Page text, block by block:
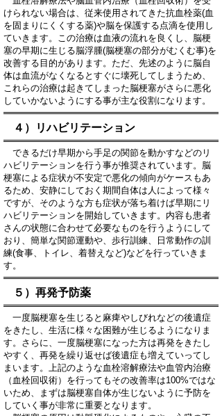
けられない場合は、従来使用されてきた抗血栓薬(血
を固まりにくくする薬)や脳を保護する点滴を使用し
ていきます。この治療は血液の流れを良くし、脳梗
塞の早期に生じる脳浮腫(脳梗塞の部分がむくむ事)を
改善する目的があります。ただ、先述のように脳自
体は血流がなくなるとすぐに壊死してしまうため、
これらの治療は起きてしまった脳梗塞がさらに悪化
していかないようにする事が主な役割になります。
４）リハビリテーション
できるだけ早期から手足の関節を動かすなどのリ
ハビリテーションを行う事が推奨されています。脳
梗塞による症状が不安定で悪化の傾向がケースもあ
るため、安静にしておく期間自体は人によって様々
ですが、そのような方も症状が落ち着けば早期にリ
ハビリテーションを開始していきます。内容も患者
さんの状態に合わせて必要なものを行うようにして
おり、簡単な関節運動や、歩行訓練、日常動作の訓
練(食事、トイレ、着替えなど)などを行っていきま
す。
５）再発予防薬
一度脳梗塞を生じると麻痺やしびれなどの後遺症
をきたし、生活に様々な困難が生じるようになりま
す。さらに、一度脳梗塞になった方は再発をきたし
やすく、再発を繰り返せば後遺症も増えていってし
まいます。上記のような血栓溶解療法や血管内治療
（血栓回収術）を行ってもその改善率は100%ではな
いため、まずは脳梗塞自体が生じないように予防を
していく事が非常に重要となります。